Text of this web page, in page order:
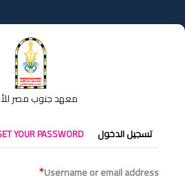
إلى
المحتوى
معهد جنوب مصر
التبويبات
الأساسية
تسجيل الدخول YOUR PASSWORD
Username or email address